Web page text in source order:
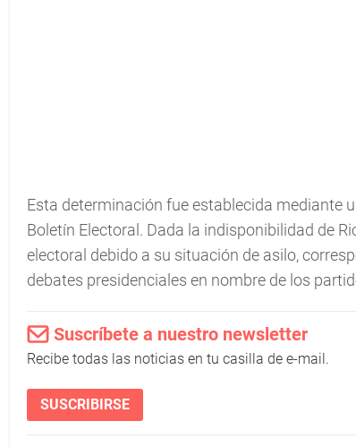
Esta determinación fue establecida mediante
Boletín Electoral. Dada la indisponibilidad de
electoral debido a su situación de asilo,
debates presidenciales en nombre de los
Suscríbete a nuestro newsletter
Recibe todas las noticias en tu casilla de e-mail.
SUSCRIBIRSE